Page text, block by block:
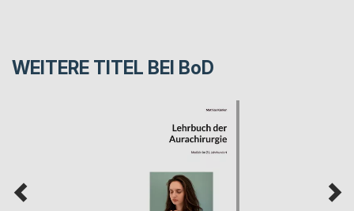
WEITERE TITEL BEI BoD